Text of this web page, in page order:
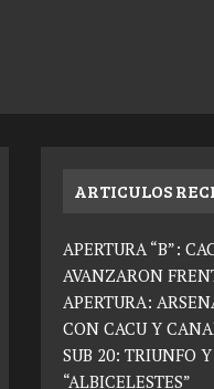
ARTICULOS
APERTURA “B”:
AVANZARON
APERTURA:
CON CACU Y
SUB 20: TRIUNFO
“ALBICELESTES”